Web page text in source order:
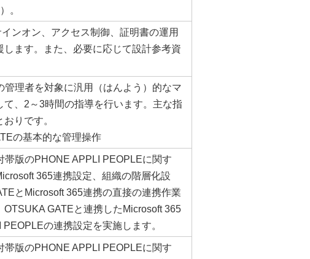
。
ンオン、アクセス制御、証明書の運用
します。また、必要に応じて設計参考資
管理者を対象に汎用（はんよう）的なマ
て、2～3時間の指導を行います。主な指
りです。
の基本的な管理操作
帯版のPHONE APPLI PEOPLEに関す
365連携設定、組織の階層化設
とMicrosoft 365連携の直接の連携作業
OTSUKA GATEと連携したMicrosoft 365
の連携設定を実施します。
帯版のPHONE APPLI PEOPLEに関す